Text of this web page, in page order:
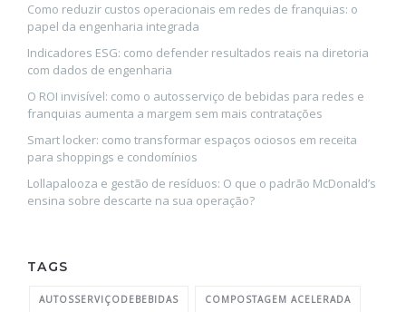
Como reduzir custos operacionais em redes de franquias: o
papel da engenharia integrada
Indicadores ESG: como defender resultados reais na diretoria
com dados de engenharia
O ROI invisível: como o autosserviço de bebidas para redes e
franquias aumenta a margem sem mais contratações
Smart locker: como transformar espaços ociosos em receita
para shoppings e condomínios
Lollapalooza e gestão de resíduos: O que o padrão McDonald’s
ensina sobre descarte na sua operação?
TAGS
AUTOSSERVIÇODEBEBIDAS COMPOSTAGEM ACELERADA